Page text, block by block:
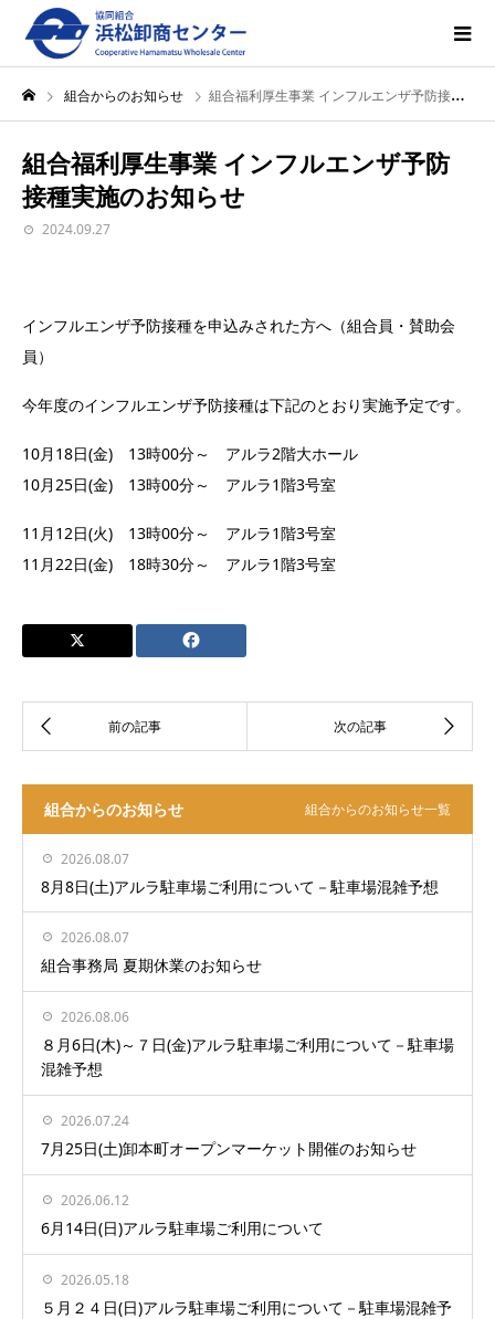
組合からのお知らせ 組合福利厚生事業 インフルエンザ予防接種実施のお知らせ
組合福利厚生事業 インフルエンザ予防
接種実施のお知らせ
2024.09.27
インフルエンザ予防接種を申込みされた方へ（組合員・賛助会
員）
今年度のインフルエンザ予防接種は下記のとおり実施予定です。
10月18日(金) 13時00分～ アルラ2階大ホール
10月25日(金) 13時00分～ アルラ1階3号室
11月12日(火) 13時00分～ アルラ1階3号室
11月22日(金) 18時30分～ アルラ1階3号室
組合からのお知らせ 組合からのお知らせ一覧
2026.08.07
8月8日(土)アルラ駐車場ご利用について－駐車場混雑予想
2026.08.07
組合事務局 夏期休業のお知らせ
2026.08.06
８月6日(木)～７日(金)アルラ駐車場ご利用について－駐車場
混雑予想
2026.07.24
7月25日(土)卸本町オープンマーケット開催のお知らせ
2026.06.12
6月14日(日)アルラ駐車場ご利用について
2026.05.18
５月２４日(日)アルラ駐車場ご利用について－駐車場混雑予